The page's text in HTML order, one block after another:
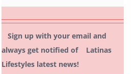
Sign up with your email and
always get notified of Latinas
Lifestyles latest news!